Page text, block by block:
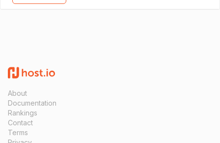
About
Documentation
Rankings
Contact
Terms